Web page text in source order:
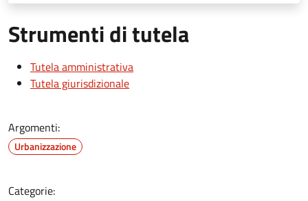
Strumenti di tutela
Tutela amministrativa
Tutela giurisdizionale
Argomenti:
Urbanizzazione
Categorie: